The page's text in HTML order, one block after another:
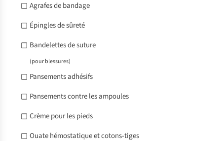
Agrafes de bandage
Épingles de sûreté
Bandelettes de suture
(pour blessures)
Pansements adhésifs
Pansements contre les ampoules
Crème pour les pieds
Ouate hémostatique et cotons-tiges